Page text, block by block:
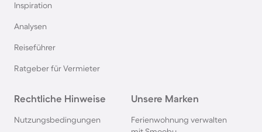
Nordsee
Ferienhäuser & Ferienwohnung mit Hund in
Allgäu
Inspiration
Analysen
Reiseführer
Ratgeber für Vermieter
Rechtliche Hinweise
Nutzungsbedingungen
Unsere Marken
Ferienwohnung verwalten